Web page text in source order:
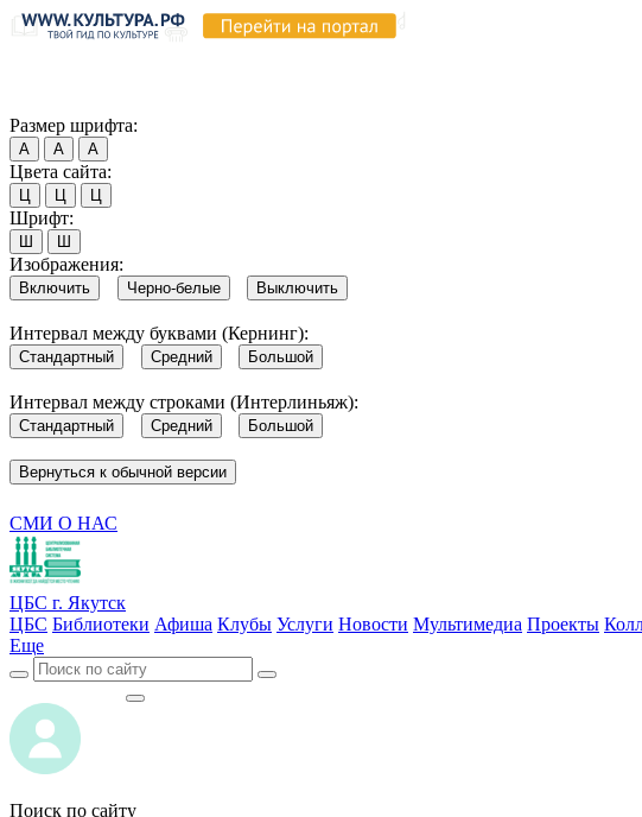
Размер шрифта:
А А А
Цвета сайта:
Ц Ц Ц
Шрифт:
Ш Ш
Изображения:
Включить Черно-белые Выключить
Интервал между буквами (Кернинг):
Стандартный Средний Большой
Интервал между строками (Интерлиньяж):
Стандартный Средний Большой
Вернуться к обычной версии
СМИ О НАС
ЦБС г. Якутск
ЦБС Библиотеки Афиша Клубы Услуги Новости Мультимедиа Проекты
Еще
Поиск по сайту